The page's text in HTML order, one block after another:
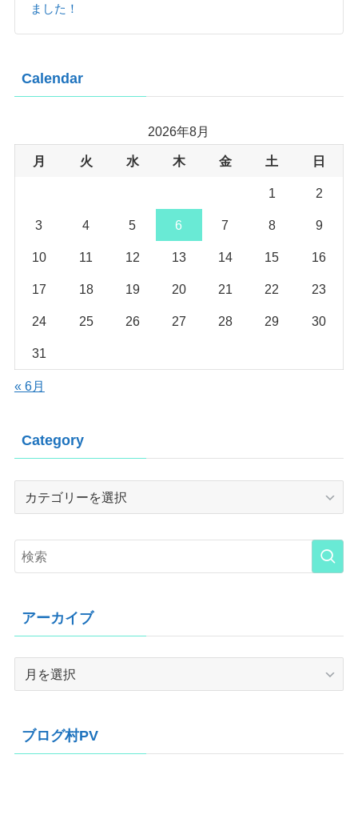
ました！
Calendar
2026年8月
月 火 水 木 金 土 日
1 2
3 4 5 6 7 8 9
10 11 12 13 14 15 16
17 18 19 20 21 22 23
24 25 26 27 28 29 30
31
« 6月
Category
Category
アーカイブ
ブ
ブログ村PV